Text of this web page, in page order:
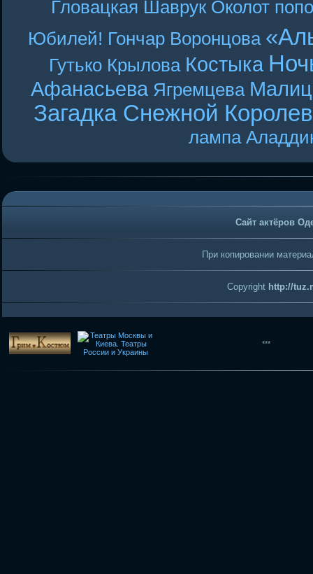
Гловацкая Шаврук Околот
Юбилей! Гончар Воронцова
Гутько Крылова Костыка
Афанасьева Ягремцева
Загадка Снежной
лампа
Сайт актёров
При копировании
Copyright http://
***